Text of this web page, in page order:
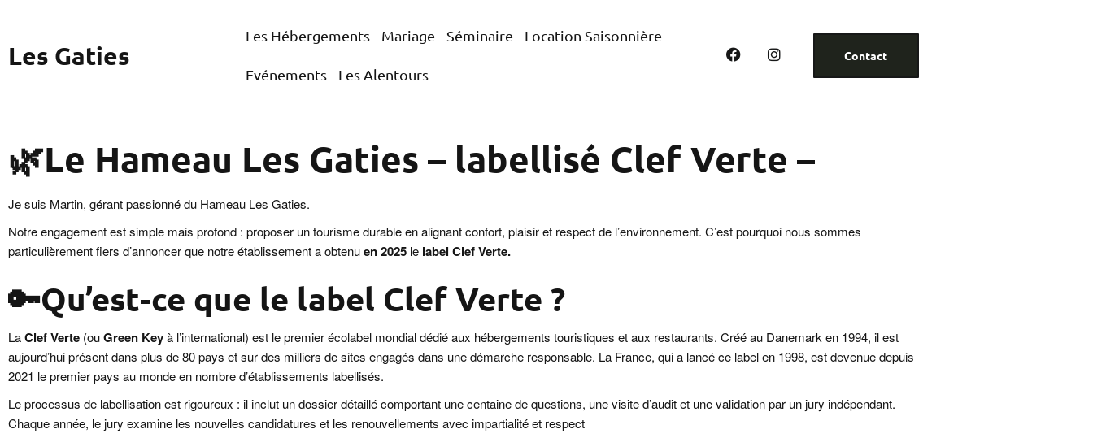
Les Gaties
Les Hébergements Mariage Séminaire Location Saisonnière
Evénements Les Alentours
Contact
🌿Le Hameau Les Gaties – labellisé Clef Verte –
Je suis Martin, gérant passionné du Hameau Les Gaties.
Notre engagement est simple mais profond : proposer un tourisme durable en alignant confort, plaisir et respect de l’environnement. C’est pourquoi nous sommes
particulièrement fiers d’annoncer que notre établissement a obtenuen 2025 le label Clef Verte.
🔑Qu’est-ce que le label Clef Verte ?
LaClef Verte (ouGreen Keyà l’international) est le premier écolabel mondial dédié aux hébergements touristiques et aux restaurants. Créé au Danemark en 1994, il est
aujourd’hui présent dans plus de 80 pays et sur des milliers de sites engagés dans une démarche responsable. La France, qui a lancé ce label en 1998, est devenue depuis
2021 le premier pays au monde en nombre d’établissements labellisés.
Le processus de labellisation est rigoureux : il inclut un dossier détaillé comportant une centaine de questions, une visite d’audit et une validation par un jury indépendant.
Chaque année, le jury examine les nouvelles candidatures et les renouvellements avec impartialité et respect